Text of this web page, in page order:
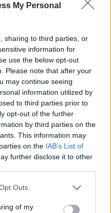
My Personal
sharing to third parties, or
information for
use the below opt-out
Please note that after your
may continue seeing
information utilized by
to third parties prior to
opt-out of the further
by third parties on the
This information may
on the IAB’s List of
further disclose it to other
uses one or more Google
You may click to
Outs
of my
Στυλίδας και δύο
την πυρκαγιά στη